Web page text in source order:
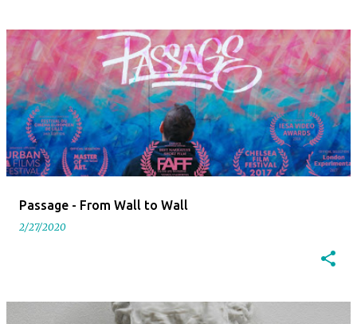
Passage - From Wall to Wall
2/27/2020